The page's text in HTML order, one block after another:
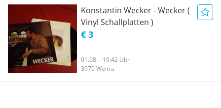
Konstantin Wecker - Wecker (
Vinyl Schallplatten )
€ 3
01.08. - 19:42 Uhr
3970 Weitra